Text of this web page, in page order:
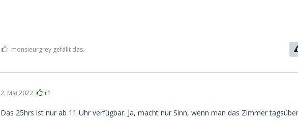
monsieurgrey gefällt das.
2. Mai 2022 +1
Das 25hrs ist nur ab 11 Uhr verfügbar. Ja, macht nur Sinn, wenn man das Zimmer